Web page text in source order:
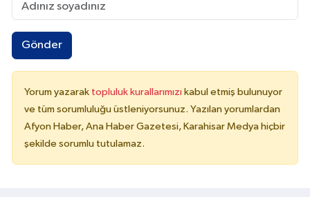
Gönder
Yorum yazarak topluluk kurallarımızı kabul etmiş bulunuyor
ve tüm sorumluluğu üstleniyorsunuz. Yazılan yorumlardan
Afyon Haber, Ana Haber Gazetesi, Karahisar Medya hiçbir
şekilde sorumlu tutulamaz.